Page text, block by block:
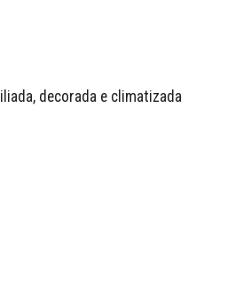
decorada e climatizada